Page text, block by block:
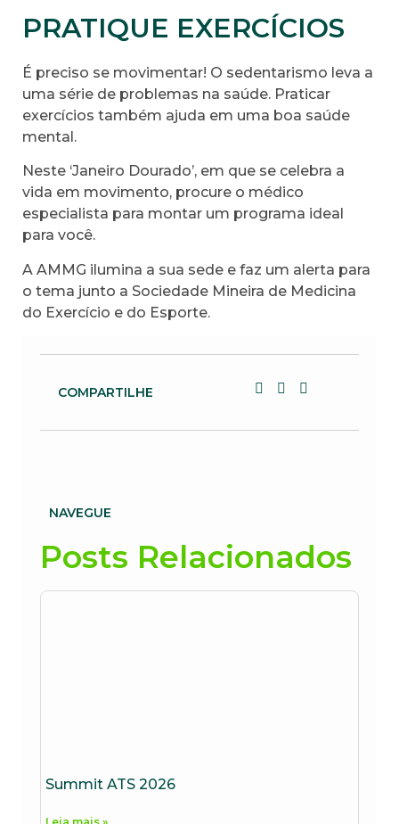
PRATIQUE EXERCÍCIOS
É preciso se movimentar! O sedentarismo leva a
uma série de problemas na saúde. Praticar
exercícios também ajuda em uma boa saúde
mental.
Neste ‘Janeiro Dourado’, em que se celebra a
vida em movimento, procure o médico
especialista para montar um programa ideal
para você.
A AMMG ilumina a sua sede e faz um alerta para
o tema junto a Sociedade Mineira de Medicina
do Exercício e do Esporte.
COMPARTILHE
NAVEGUE
Posts Relacionados
Summit ATS 2026